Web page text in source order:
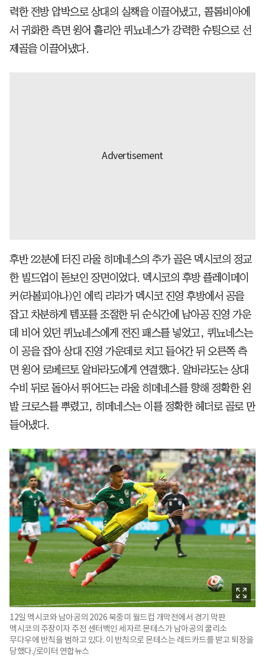
력한 전방 압박으로 상대의 실책을 이끌어냈고, 콜롬비아에
서 귀화한 측면 윙어 훌리안 퀴뇨네스가 강력한 슈팅으로 선
제골을 이끌어냈다.
후반 22분에 터진 라울 히메네스의 추가 골은 멕시코의 정교
한 빌드업이 돋보인 장면이었다. 멕시코의 후방 플레이메이
커(라볼피아나)인 에릭 리라가 멕시코 진영 후방에서 공을
잡고 차분하게 템포를 조절한 뒤 순식간에 남아공 진영 가운
데 비어 있던 퀴뇨네스에게 전진 패스를 넣었고, 퀴뇨네스는
이 공을 잡아 상대 진영 가운데로 치고 들어간 뒤 오른쪽 측
면 윙어 로베르토 알바라도에게 연결했다. 알바라도는 상대
수비 뒤로 돌아서 뛰어드는 라울 히메네스를 향해 정확한 왼
발 크로스를 뿌렸고, 히메네스는 이를 정확한 헤더로 골로 만
들어냈다.
12일 멕시코와 남아공의 2026 북중미 월드컵 개막전에서 경기 막판
멕시코의 주장이자 주전 센터백인 세자르 몬테스가 남아공의 쿨리소
무다우에 반칙을 범하고 있다. 이 반칙으로 몬테스는 레드카드를 받고 퇴장을
당했다./로이터 연합뉴스